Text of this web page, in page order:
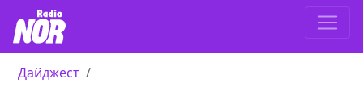
Дайджест